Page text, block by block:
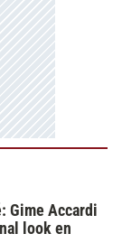
Gime Accardi
look en